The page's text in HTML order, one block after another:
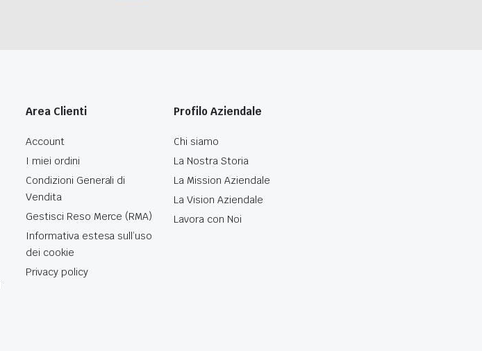
Area Clienti
Account
I miei ordini
Condizioni Generali di
Vendita
Gestisci Reso Merce (RMA)
Informativa estesa sull’uso
dei cookie
Privacy policy
Profilo Aziendale
Chi siamo
La Nostra Storia
La Mission Aziendale
La Vision Aziendale
Lavora con Noi